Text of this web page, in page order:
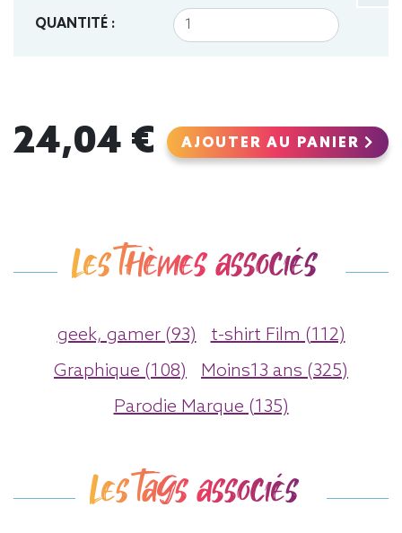
QUANTITÉ :
24,04 € AJOUTER AU PANIER
Les thèmes associés
geek, gamer (93)
t-shirt Film (112)
Graphique (108)
Moins13 ans (325)
Parodie Marque (135)
Les tags associés